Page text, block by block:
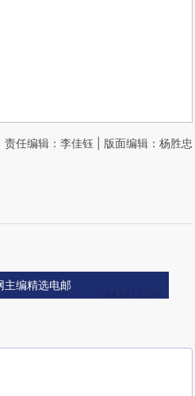
责任编辑：李佳钰 | 版面编辑：杨胜忠
主编精选电邮